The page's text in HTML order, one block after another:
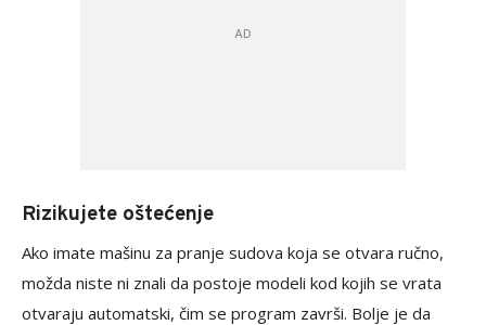
Rizikujete oštećenje
Ako imate mašinu za pranje sudova koja se otvara ručno,
možda niste ni znali da postoje modeli kod kojih se vrata
otvaraju automatski, čim se program završi. Bolje je da